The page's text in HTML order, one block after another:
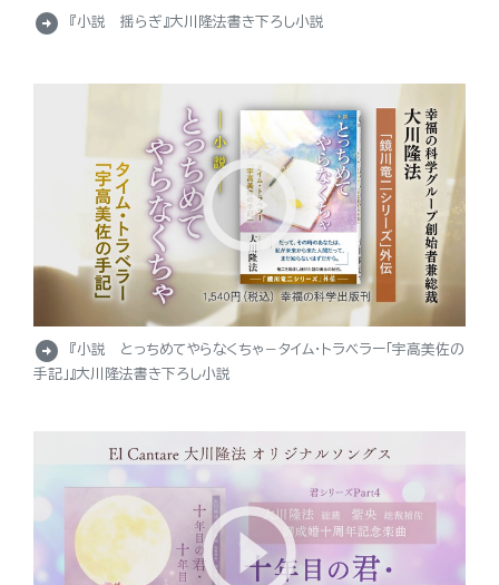
arrow_circle_right 『小説 揺らぎ』大川隆法書き下ろし小説
arrow_circle_right
『小説 とっちめてやらなくちゃ－タイム・トラベラー「宇高美佐の
手記」』大川隆法書き下ろし小説